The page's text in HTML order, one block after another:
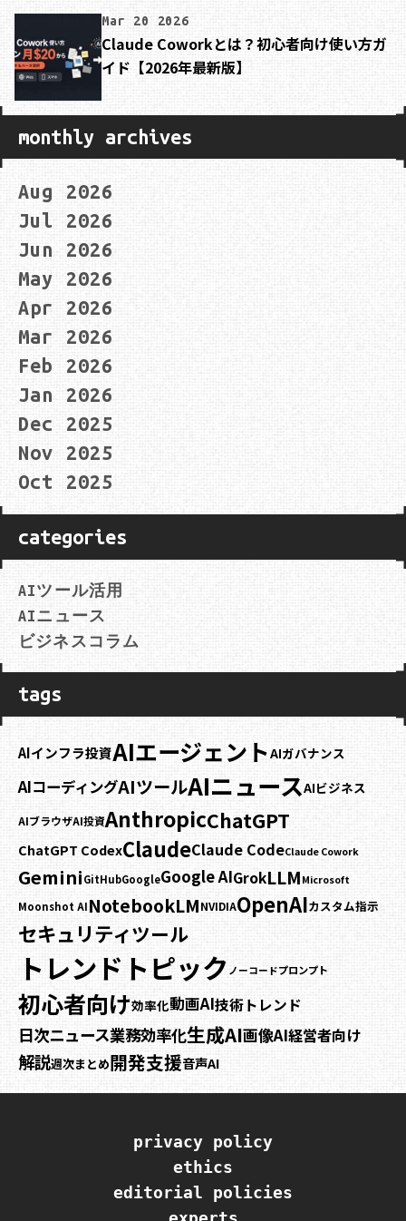
Mar 20 2026
Claude Coworkとは？初心者向け使い方ガ
イド【2026年最新版】
monthly archives
Aug 2026
Jul 2026
Jun 2026
May 2026
Apr 2026
Mar 2026
Feb 2026
Jan 2026
Dec 2025
Nov 2025
Oct 2025
categories
AIツール活用
AIニュース
ビジネスコラム
tags
AIインフラ投資AIエージェントAIガバナンス
AIコーディングAIツールAIニュースAIビジネス
AIブラウザAI投資AnthropicChatGPT
ChatGPT CodexClaudeClaude CodeClaude Cowork
GeminiGitHubGoogleGoogle AIGrokLLM Microsoft
Moonshot AINotebookLMNVIDIAOpenAIカスタム指示
セキュリティツール
トレンドトピック ノーコードプロンプト
初心者向け効率化動画AI技術トレンド
日次ニュース業務効率化生成AI画像AI経営者向け
解説週次まとめ開発支援音声AI
privacy policy
ethics
editorial policies